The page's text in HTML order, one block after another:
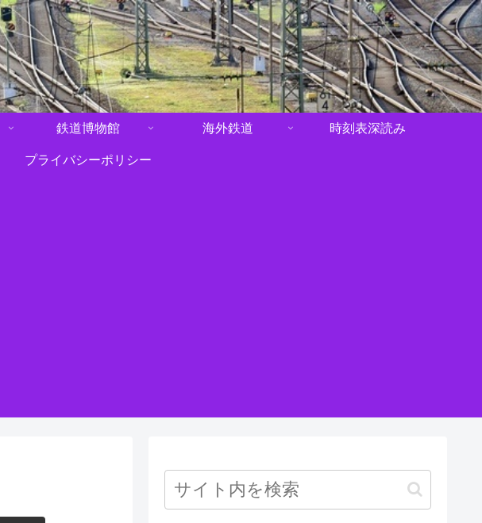
鉄道博物館 海外鉄道 時刻表深読み
プライバシーポリシー